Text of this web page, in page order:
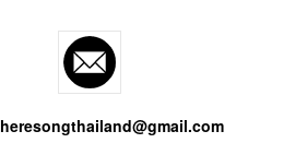
heresongthailand@gmail.com